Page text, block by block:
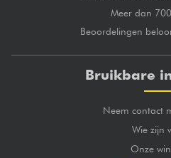
Meer dan
Beoordelingen
Bruikbare
Neem contact
Wie zijn
Onze